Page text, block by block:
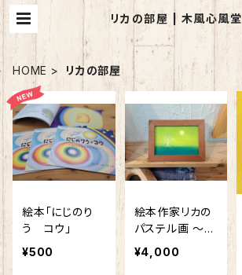
リカの部屋 | 木風心風堂
HOME リカの部屋
絵本「にじのり
う コウ」
¥500
絵本作家リカの
パステル画 ～あ
なたを想って～
¥4,000